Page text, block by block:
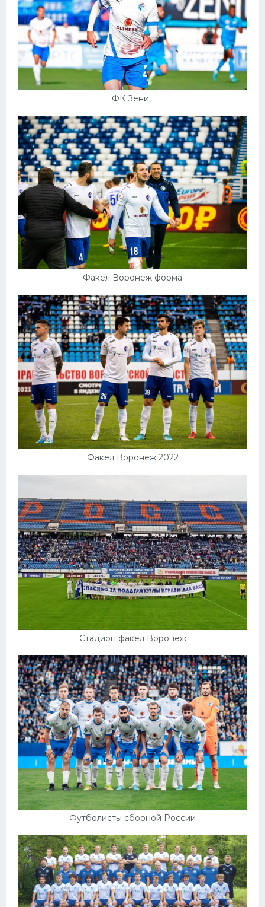
ФК Зенит
Факел Воронеж форма
Факел Воронеж 2022
Стадион факел Воронеж
Футболисты сборной России